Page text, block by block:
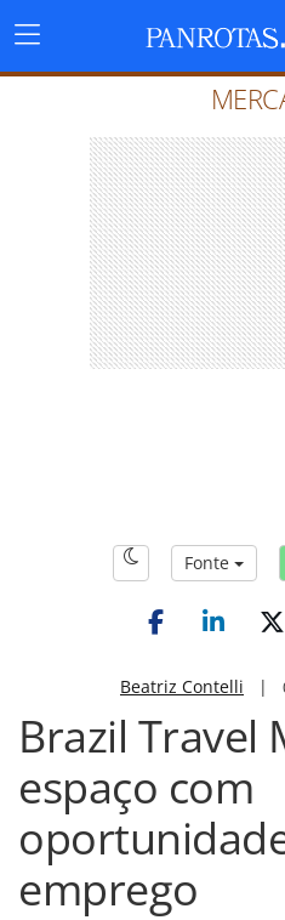
Menu
Principal
Fonte
Beatriz Contelli |
Brazil Travel
espaço com
emprego